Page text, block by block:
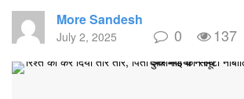
More Sandesh
July 2, 2025 0 137